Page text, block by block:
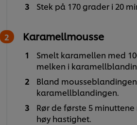
Stek på 170 grader i 20
Karamellmousse
Smelt karamellen med
melken i
Bland
karamellblandingen.
Rør de første 5
høy hastighet.